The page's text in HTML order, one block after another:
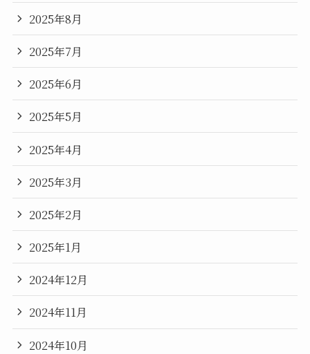
2025年8月
2025年7月
2025年6月
2025年5月
2025年4月
2025年3月
2025年2月
2025年1月
2024年12月
2024年11月
2024年10月